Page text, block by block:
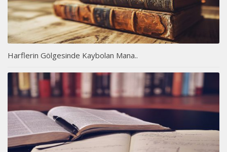
Harflerin Gölgesinde Kaybolan Mana..